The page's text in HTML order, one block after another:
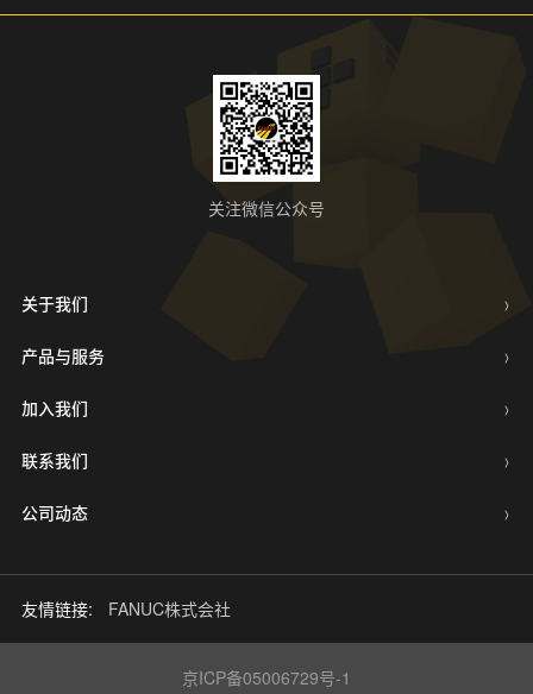
关于我们
产品与服务
加入我们
联系我们
公司动态
关注微信公众号
友情链接: FANUC株式会社
京ICP备05006729号-1